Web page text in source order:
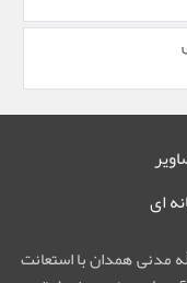
ای
مدنی همدان با استعانت